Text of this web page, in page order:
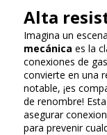
Alta
Imagina un
mecánica es la
conexiones de
convierte en una
notable, ¡es
de renombre!
asegurar
para prevenir